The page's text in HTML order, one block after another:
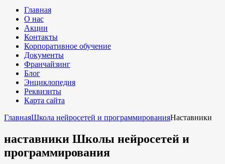
Главная
О нас
Акции
Контакты
Корпоративное обучение
Документы
Франчайзинг
Блог
Энциклопедия
Реквизиты
Карта сайта
ГлавнаяШкола нейросетей и программированияНаставники
наставники Школы нейросетей и
программирования